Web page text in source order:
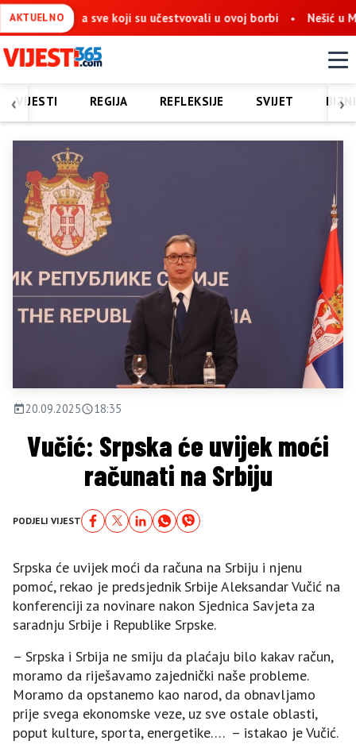
AKTUELNO
sve koji su učestvovali u ovoj borbi Nešić u Mostaru:
‹ ›
VIJESTI REGIJA REFLEKSIJE SVIJET
20.09.2025 18:35
Vučić: Srpska će uvijek moći
računati na Srbiju
PODJELI VIJEST
Srpska će uvijek moći da računa na Srbiju i njenu
pomoć, rekao je predsjednik Srbije Aleksandar Vučić na
konferenciji za novinare nakon Sjednica Savjeta za
saradnju Srbije i Republike Srpske.
– Srpska i Srbija ne smiju da plaćaju bilo kakav račun,
moramo da riješavamo zajednički naše probleme.
Moramo da opstanemo kao narod, da obnavljamo
prije svega ekonomske veze, uz sve ostale oblasti,
poput kulture, sporta, energetike…. – istakao je Vučić.